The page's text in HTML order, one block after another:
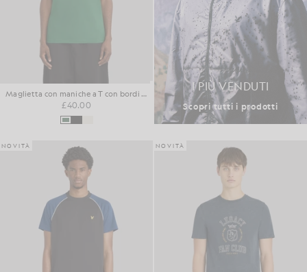
Maglietta con maniche a T con bordi rifiniti
£40.00
I PIÙ VENDUTI
Scopri tutti i prodotti
NOVITÀ NOVITÀ